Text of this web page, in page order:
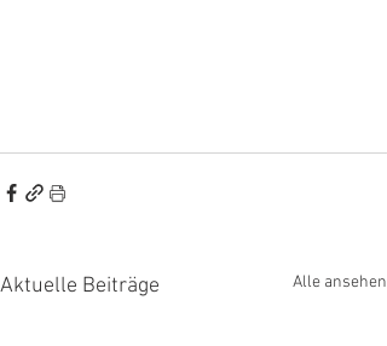
Aktuelle Beiträge Alle ansehen